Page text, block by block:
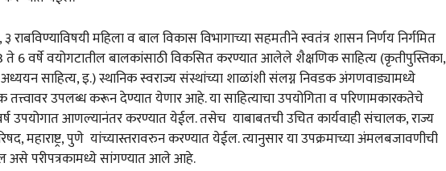
राबविण्याविषयी महिला व बाल विकास विभागाच्या सहमतीने स्वतंत्र शासन निर्णय निर्गमित
6 वर्षे वयोगटातील बालकांसाठी विकसित करण्यात आलेले शैक्षणिक साहित्य (कृतीपुस्तिका,
साहित्य, इ.) स्थानिक स्वराज्य संस्थांच्या शाळांशी संलग्न निवडक अंगणवाड्यामध्ये
तत्त्वावर उपलब्ध करून देण्यात येणार आहे. या साहित्याचा उपयोगिता व परिणामकारकतेचे
उपयोगात आणल्यानंतर करण्यात येईल. तसेच याबाबतची उचित कार्यवाही संचालक, राज्य
महाराष्ट्र, पुणे यांच्यास्तरावरुन करण्यात येईल. त्यानुसार या उपक्रमाच्या अंमलबजावणीची
असे परीपत्रकामध्ये सांगण्यात आले आहे.